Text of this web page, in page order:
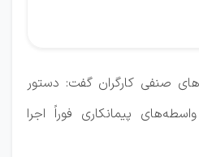
صنفی کارگران گفت: دستور
پیمانکاری فوراً اجرا